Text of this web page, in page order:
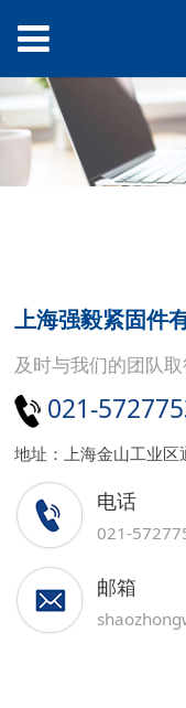
上海强毅紧固件
及时与我们的团队
021-
地址：上海金山工业区
电话
021-
邮箱